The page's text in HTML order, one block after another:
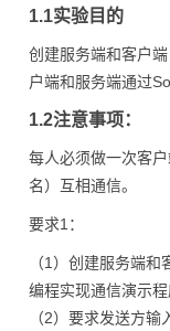
1.1实验目的
创建服务端和客户
户端和服务端通过
1.2注意事项：
每人必须做一次客
名）互相通信。
要求1：
（1）创建服务端
编程实现通信演示程
（2）要求发送方